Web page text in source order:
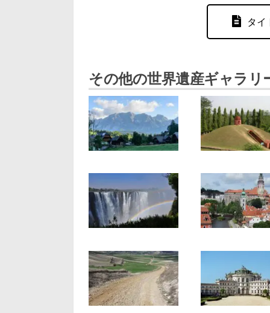
タイ
その他の世界遺産ギャラリ